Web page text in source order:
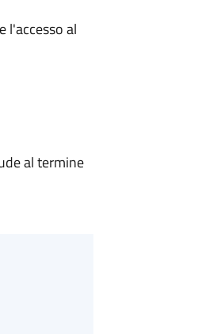
l'accesso al
al termine